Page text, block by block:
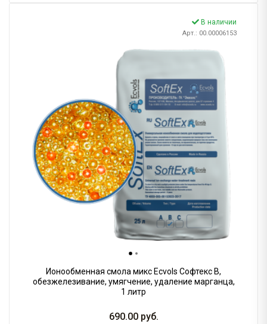
В наличии
Арт.: 00.00006153
Ионообменная смола микс Ecvols Софтекс B,
обезжелезивание, умягчение, удаление марганца,
1 литр
690.00руб.